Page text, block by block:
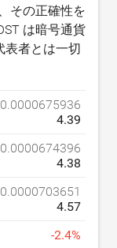
その正確性を
は暗号通貨
表者とは一切
0.0000675936
4.39
0.0000674396
4.38
0.0000703651
4.57
-2.4%